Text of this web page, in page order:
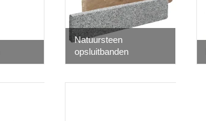
Natuursteen
opsluitbanden